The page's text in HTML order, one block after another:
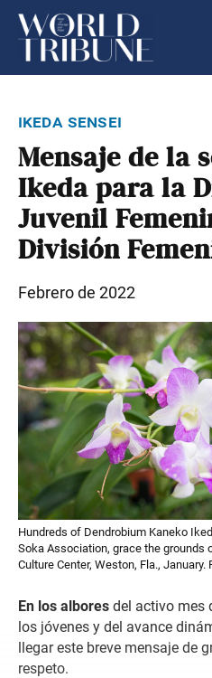
ikeda sensei
Mensaje de la
Ikeda para la
Juvenil
División
Febrero de 2022
Hundreds of Dendrobium Kaneko
Soka Association, grace the grounds
Culture Center, Weston, Fla., January.
En los albores del activo mes
los jóvenes y del avance
llegar este breve mensaje de
respeto.